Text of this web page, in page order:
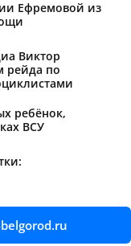
Ефремовой из
Виктор
рейда по
ребёнок,
ВСУ